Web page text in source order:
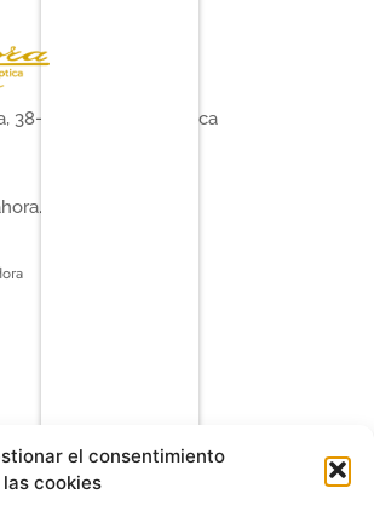
el consentimiento
las cookies
38-42, 37002 Salamanca
Marcas